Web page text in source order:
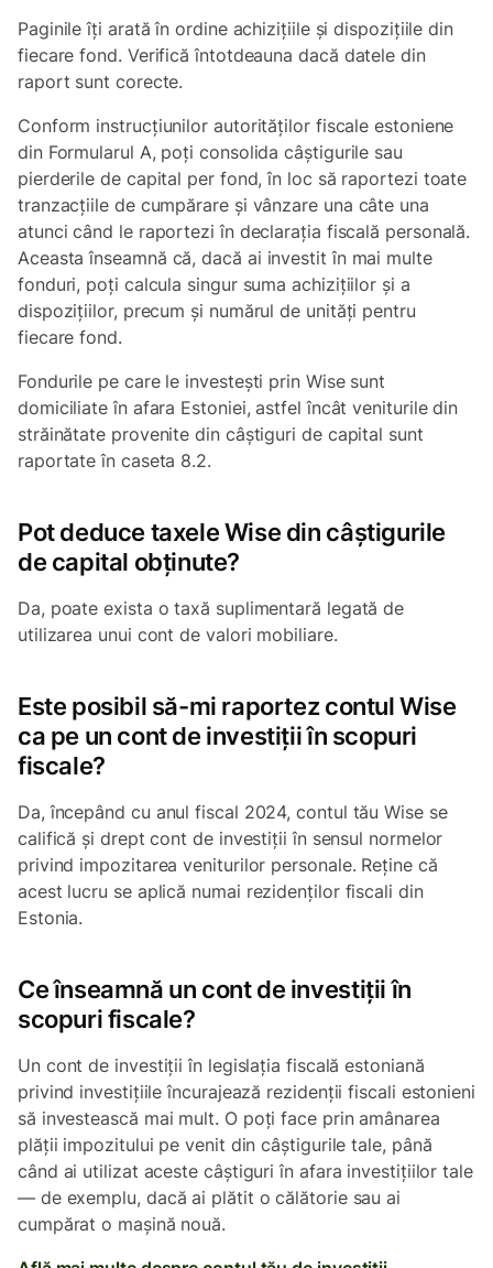
Paginile îți arată în ordine achizițiile și dispozițiile din
fiecare fond. Verifică întotdeauna dacă datele din
raport sunt corecte.
Conform instrucțiunilor autorităților fiscale estoniene
din Formularul A, poți consolida câștigurile sau
pierderile de capital per fond, în loc să raportezi toate
tranzacțiile de cumpărare și vânzare una câte una
atunci când le raportezi în declarația fiscală personală.
Aceasta înseamnă că, dacă ai investit în mai multe
fonduri, poți calcula singur suma achizițiilor și a
dispozițiilor, precum și numărul de unități pentru
fiecare fond.
Fondurile pe care le investești prin Wise sunt
domiciliate în afara Estoniei, astfel încât veniturile din
străinătate provenite din câștiguri de capital sunt
raportate în caseta 8.2.
Pot deduce taxele Wise din câștigurile
de capital obținute?
Da, poate exista o taxă suplimentară legată de
utilizarea unui cont de valori mobiliare.
Este posibil să-mi raportez contul Wise
ca pe un cont de investiții în scopuri
fiscale?
Da, începând cu anul fiscal 2024, contul tău Wise se
califică și drept cont de investiții în sensul normelor
privind impozitarea veniturilor personale. Reține că
acest lucru se aplică numai rezidenților fiscali din
Estonia.
Ce înseamnă un cont de investiții în
scopuri fiscale?
Un cont de investiții în legislația fiscală estoniană
privind investițiile încurajează rezidenții fiscali estonieni
să investească mai mult. O poți face prin amânarea
plății impozitului pe venit din câștigurile tale, până
când ai utilizat aceste câștiguri în afara investițiilor tale
— de exemplu, dacă ai plătit o călătorie sau ai
cumpărat o mașină nouă.